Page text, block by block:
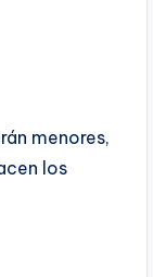
menores,
los